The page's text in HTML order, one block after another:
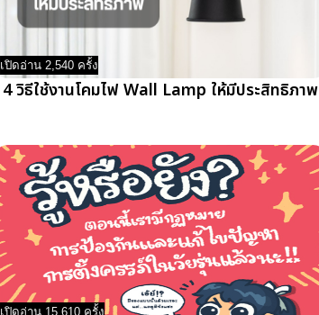
เปิดอ่าน 2,540 ครั้ง
4 วิธีใช้งานโคมไฟ Wall Lamp ให้มีประสิทธิภาพ
เปิดอ่าน 15,610 ครั้ง